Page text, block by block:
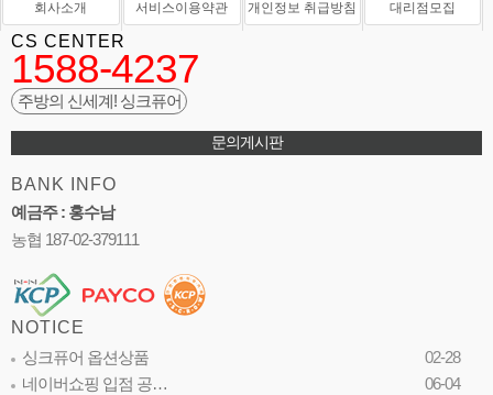
회사소개 서비스이용약관 개인정보 취급방침 대리점모집
CS CENTER
1588-4237
주방의 신세계! 싱크퓨어
문의게시판
BANK INFO
예금주 : 홍수남
농협 187-02-379111
NOTICE
싱크퓨어 옵션상품
02-28
네이버쇼핑 입점 공…
06-04